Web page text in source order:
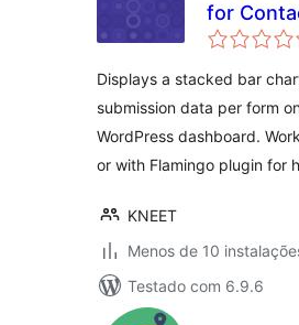
for
Displays a stacked bar
submission data per form
WordPress dashboard.
or with Flamingo plugin for
KNEET
Menos de 10
Testado com 6.9.6